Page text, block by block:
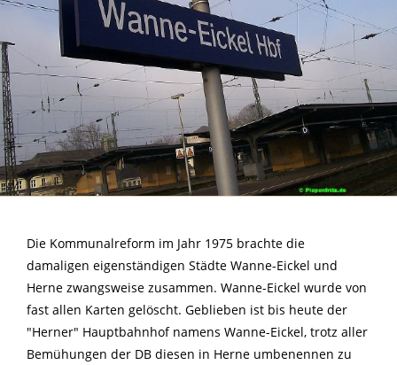
Die Kommunalreform im Jahr 1975 brachte die
damaligen eigenständigen Städte Wanne-Eickel und
Herne zwangsweise zusammen. Wanne-Eickel wurde von
fast allen Karten gelöscht. Geblieben ist bis heute der
"Herner" Hauptbahnhof namens Wanne-Eickel, trotz aller
Bemühungen der DB diesen in Herne umbenennen zu